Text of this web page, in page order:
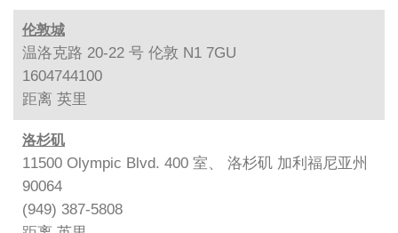
伦敦城
温洛克路 20-22 号 伦敦 N1 7GU
1604744100
距离 英里
洛杉矶
11500 Olympic Blvd. 400 室、 洛杉矶 加利福尼亚州
90064
(949) 387-5808